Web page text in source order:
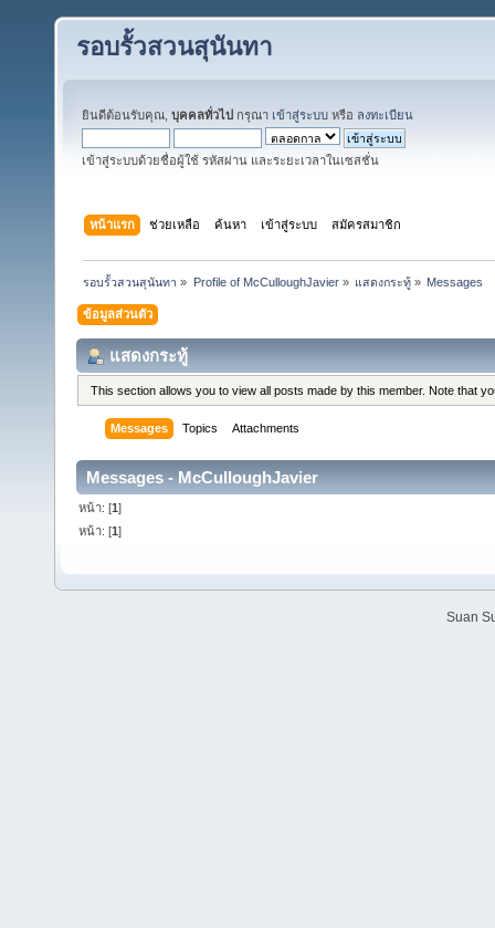
รอบรั้วสวนสุนันทา
ยินดีต้อนรับคุณ, บุคคลทั่วไป กรุณา เข้าสู่ระบบ หรือ ลงทะเบียน
เข้าสู่ระบบด้วยชื่อผู้ใช้ รหัสผ่าน และระยะเวลาในเซสชั่น
หน้าแรก ช่วยเหลือ ค้นหา เข้าสู่ระบบ สมัครสมาชิก
รอบรั้วสวนสุนันทา » Profile of McCulloughJavier» แสดงกระทู้» Messages
ข้อมูลส่วนตัว
แสดงกระทู้
This section allows you to view all posts made by this member. Note that
Messages Topics Attachments
Messages - McCulloughJavier
หน้า: [1]
หน้า: [1]
Suan